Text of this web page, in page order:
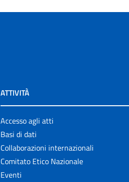
ATTIVITÀ
Accesso agli atti
Basi di dati
Collaborazioni internazionali
Comitato Etico Nazionale
Eventi